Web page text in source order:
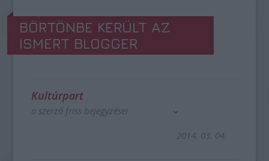
BÖRTÖNBE KERÜLT AZ
ISMERT BLOGGER
Kultúrpart
a szerző friss bejegyzései
2014. 03. 04.